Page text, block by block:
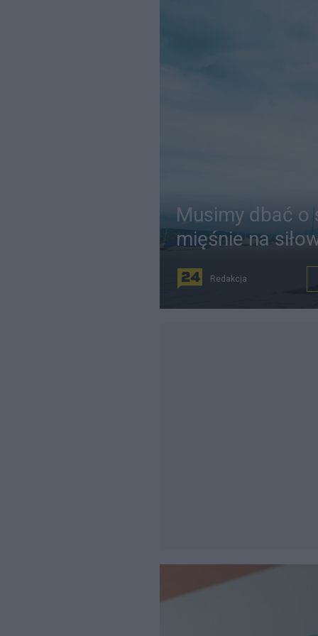
Musimy dbać o
mięśnie na
Redakcja